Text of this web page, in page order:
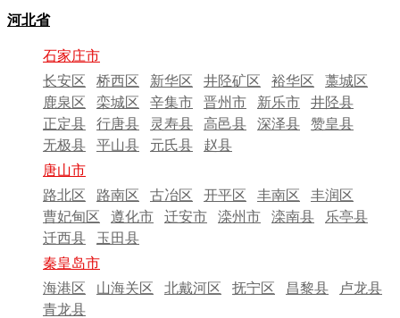
河北省
石家庄市
长安区
桥西区 新华区 井陉矿区 裕华区
藁城区
鹿泉区
栾城区 辛集市 晋州市 新乐市
井陉县
正定县
行唐县 灵寿县 高邑县 深泽县
赞皇县
无极县
平山县 元氏县
赵县
唐山市
路北区
路南区 古冶区 开平区 丰南区
丰润区
曹妃甸区
遵化市 迁安市 滦州市 滦南县
乐亭县
迁西县
玉田县
秦皇岛市
海港区
山海关区 北戴河区 抚宁区 昌黎县
卢龙县
青龙县